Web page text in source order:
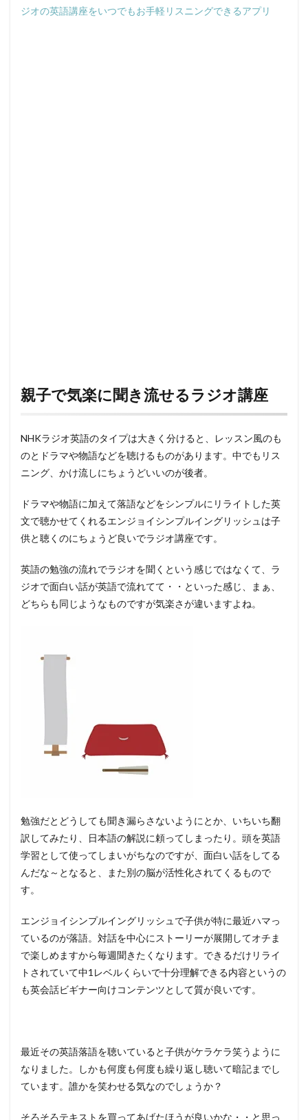
ジオの英語講座をいつでもお手軽リスニングできるアプリ
親子で気楽に聞き流せるラジオ講座
NHKラジオ英語のタイプは大きく分けると、レッスン風のも
のとドラマや物語などを聴けるものがあります。中でもリス
ニング、かけ流しにちょうどいいのが後者。
ドラマや物語に加えて落語などをシンプルにリライトした英
文で聴かせてくれるエンジョイシンプルイングリッシュは子
供と聴くのにちょうど良いでラジオ講座です。
英語の勉強の流れでラジオを聞くという感じではなくて、ラ
ジオで面白い話が英語で流れてて・・といった感じ、まぁ、
どちらも同じようなものですが気楽さが違いますよね。
勉強だとどうしても聞き漏らさないようにとか、いちいち翻
訳してみたり、日本語の解説に頼ってしまったり。頭を英語
学習として使ってしまいがちなのですが、面白い話をしてる
んだな～となると、また別の脳が活性化されてくるもので
す。
エンジョイシンプルイングリッシュで子供が特に最近ハマっ
ているのが落語。対話を中心にストーリーが展開してオチま
で楽しめますから毎週聞きたくなります。できるだけリライ
トされていて中1レベルくらいで十分理解できる内容というの
も英会話ビギナー向けコンテンツとして質が良いです。
最近その英語落語を聴いていると子供がケラケラ笑うように
なりました。しかも何度も何度も繰り返し聴いて暗記までし
ています。誰かを笑わせる気なのでしょうか？
そろそろテキストを買ってあげたほうが良いかな・・と思っ